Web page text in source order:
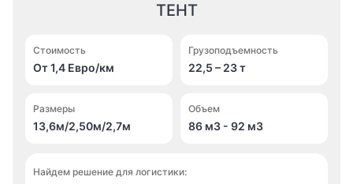
ТЕНТ
Стоимость
От 1,4 Евро/км
Грузоподъемность
22,5 – 23 т
Размеры
13,6м/2,50м/2,7м
Объем
86 м3 - 92 м3
Найдем решение для логистики: